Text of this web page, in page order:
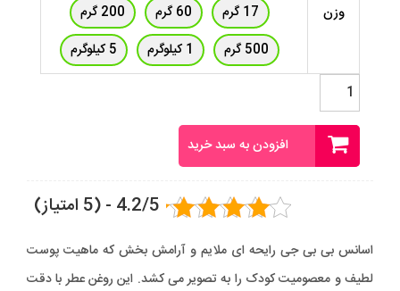
وزن 17 گرم 60 گرم
200 گرم
500 گرم
1 کیلوگرم
5 کیلوگرم
اسانس
بی
بی
جی
فرانسوی
عدد
افزودن به سبد خرید
4.2/5 - (5 امتیاز)
اسانس بی بی جی رایحه ای ملایم و آرامش بخش که ماهیت پوست
لطیف و معصومیت کودک را به تصویر می کشد. این روغن عطر با دقت